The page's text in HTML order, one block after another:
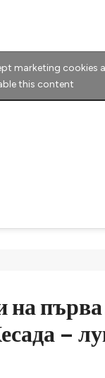
marketing cookies
this content
–